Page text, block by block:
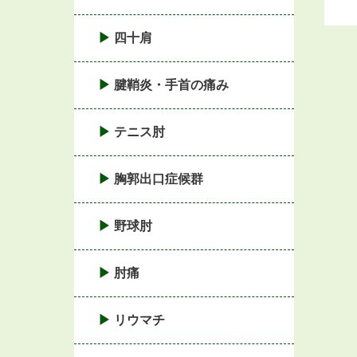
四十肩
腱鞘炎・手首の痛み
テニス肘
胸郭出口症候群
野球肘
肘痛
リウマチ